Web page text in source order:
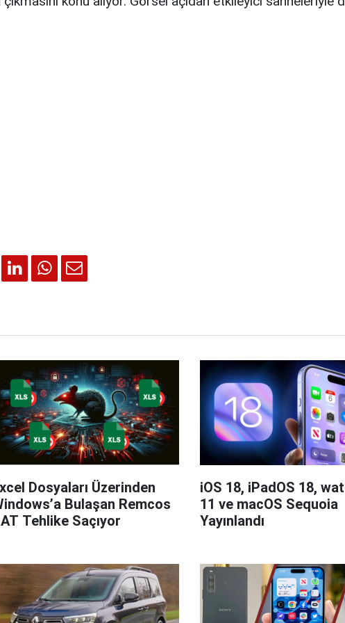
Dosyaları Üzerinden
Bulaşan Remcos
Tehlike Saçıyor
iOS 18, iPadOS 18,
11 ve macOS Sequoia
Yayınlandı